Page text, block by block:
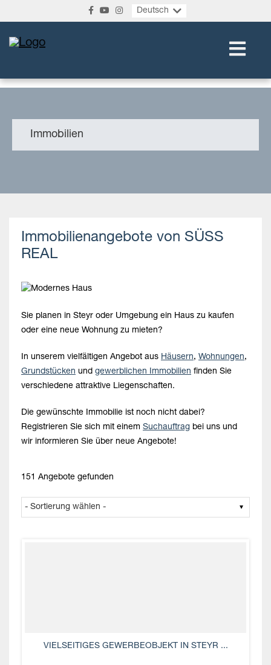
Deutsch
Immobilien
Immobilienangebote von SÜSS
REAL
Sie planen in Steyr oder Umgebung ein Haus zu kaufen
oder eine neue Wohnung zu mieten?
In unserem vielfältigen Angebot aus Häusern, Wohnungen,
Grundstücken und gewerblichen Immobilien finden Sie
verschiedene attraktive Liegenschaften.
Die gewünschte Immobilie ist noch nicht dabei?
Registrieren Sie sich mit einem Suchauftrag bei uns und
wir informieren Sie über neue Angebote!
151 Angebote gefunden
VIELSEITIGES GEWERBEOBJEKT IN STEYR ...